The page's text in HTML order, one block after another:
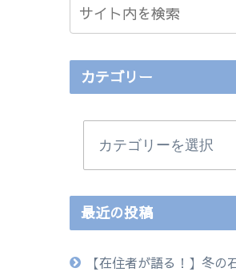
カテゴリー
最近の投稿
【在住者が語る！】冬の